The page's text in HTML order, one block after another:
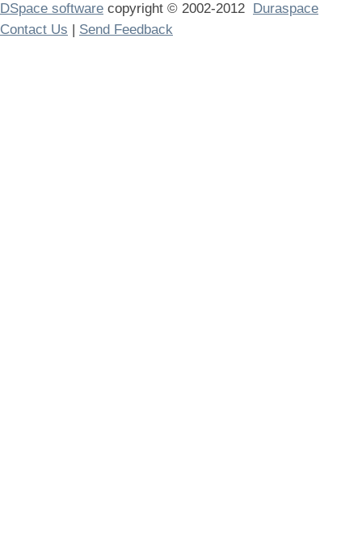
DSpace software copyright © 2002-2012 Duraspace
Contact Us | Send Feedback